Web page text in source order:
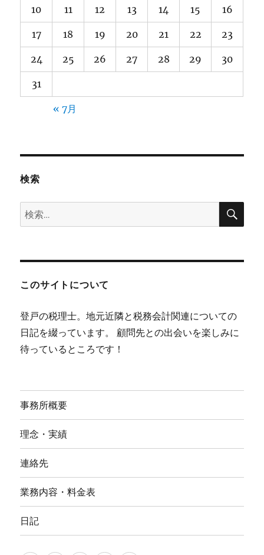
10 11 12 13 14 15 16
17 18 19 20 21 22 23
24 25 26 27 28 29 30
31
« 7月
検索
検
索:
検
このサイトについて
登戸の税理士。地元近隣と税務会計関連についての
日記を綴っています。 顧問先との出会いを楽しみに
待っているところです！
事務所概要
理念・実績
連絡先
業務内容・料金表
日記